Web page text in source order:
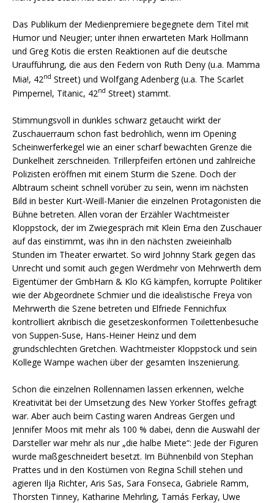
Das Publikum der Medienpremiere begegnete dem Titel mit
Humor und Neugier; unter ihnen erwarteten Mark Hollmann
und Greg Kotis die ersten Reaktionen auf die deutsche
Uraufführung, die aus den Federn von Ruth Deny (u.a. Mamma
Mia!, 42nd Street) und Wolfgang Adenberg (u.a. The Scarlet
Pimpernel, Titanic, 42nd Street) stammt.
Stimmungsvoll in dunkles schwarz getaucht wirkt der
Zuschauerraum schon fast bedrohlich, wenn im Opening
Scheinwerferkegel wie an einer scharf bewachten Grenze die
Dunkelheit zerschneiden. Trillerpfeifen ertönen und zahlreiche
Polizisten eröffnen mit einem Sturm die Szene. Doch der
Albtraum scheint schnell vorüber zu sein, wenn im nächsten
Bild in bester Kurt-Weill-Manier die einzelnen Protagonisten die
Bühne betreten. Allen voran der Erzähler Wachtmeister
Kloppstock, der im Zwiegespräch mit Klein Erna den Zuschauer
auf das einstimmt, was ihn in den nächsten zweieinhalb
Stunden im Theater erwartet. So wird Johnny Stark gegen das
Unrecht und somit auch gegen Werdmehr von Mehrwerth dem
Eigentümer der GmbHarn & Klo KG kämpfen, korrupte Politiker
wie der Abgeordnete Schmier und die idealistische Freya von
Mehrwerth die Szene betreten und Elfriede Fennichfux
kontrolliert akribisch die gesetzeskonformen Toilettenbesuche
von Suppen-Suse, Hans-Heiner Heinz und dem
grundschlechten Gretchen. Wachtmeister Kloppstock und sein
Kollege Wampe wachen über der gesamten Inszenierung.
Schon die einzelnen Rollennamen lassen erkennen, welche
Kreativität bei der Umsetzung des New Yorker Stoffes gefragt
war. Aber auch beim Casting waren Andreas Gergen und
Jennifer Moos mit mehr als 100 % dabei, denn die Auswahl der
Darsteller war mehr als nur „die halbe Miete“: Jede der Figuren
wurde maßgeschneidert besetzt. Im Bühnenbild von Stephan
Prattes und in den Kostümen von Regina Schill stehen und
agieren Ilja Richter, Aris Sas, Sara Fonseca, Gabriele Ramm,
Thorsten Tinney, Katharine Mehrling, Tamás Ferkay, Uwe